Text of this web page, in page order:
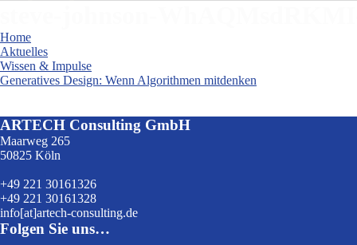
Home
Aktuelles
Wissen & Impulse
Generatives Design: Wenn Algorithmen mitdenken
ARTECH Consulting GmbH
Maarweg 265
50825 Köln
+49 221 30161326
+49 221 30161328
info[at]artech-consulting.de
Folgen Sie uns…